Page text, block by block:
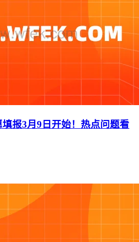
报3月9日开始！热点问题看